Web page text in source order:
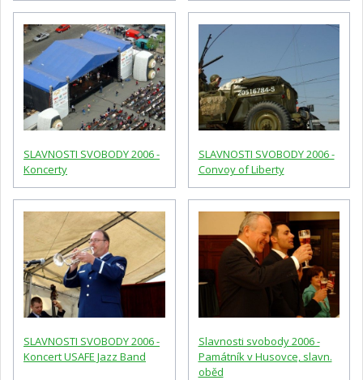
SLAVNOSTI SVOBODY 2006 -
Koncerty
SLAVNOSTI SVOBODY 2006 -
Convoy of Liberty
SLAVNOSTI SVOBODY 2006 -
Koncert USAFE Jazz Band
Slavnosti svobody 2006 -
Památník v Husovce, slavn.
oběd